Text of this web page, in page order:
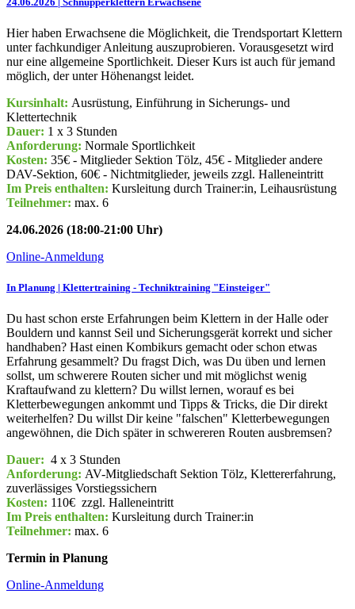
Hier haben Erwachsene die Möglichkeit, die Trendsportart Klettern
unter fachkundiger Anleitung auszuprobieren. Vorausgesetzt wird
nur eine allgemeine Sportlichkeit. Dieser Kurs ist auch für jemand
möglich, der unter Höhenangst leidet.
Kursinhalt: Ausrüstung, Einführung in Sicherungs- und
Klettertechnik
Dauer: 1 x 3 Stunden
Anforderung: Normale Sportlichkeit
Kosten: 35€ - Mitglieder Sektion Tölz, 45€ - Mitglieder andere
DAV-Sektion, 60€ - Nichtmitglieder, jeweils zzgl. Halleneintritt
Im Preis enthalten: Kursleitung durch Trainer:in, Leihausrüstung
Teilnehmer: max. 6
24.06.2026 (18:00-21:00 Uhr)
Online-Anmeldung
In Planung | Klettertraining - Techniktraining "Einsteiger"
Du hast schon erste Erfahrungen beim Klettern in der Halle oder
Bouldern und kannst Seil und Sicherungsgerät korrekt und sicher
handhaben? Hast einen Kombikurs gemacht oder schon etwas
Erfahrung gesammelt? Du fragst Dich, was Du üben und lernen
sollst, um schwerere Routen sicher und mit möglichst wenig
Kraftaufwand zu klettern? Du willst lernen, worauf es bei
Kletterbewegungen ankommt und Tipps & Tricks, die Dir direkt
weiterhelfen? Du willst Dir keine "falschen" Kletterbewegungen
angewöhnen, die Dich später in schwereren Routen ausbremsen?
Dauer: 4 x 3 Stunden
Anforderung: AV-Mitgliedschaft Sektion Tölz, Klettererfahrung,
zuverlässiges Vorstiegssichern
Kosten: 110€ zzgl. Halleneintritt
Im Preis enthalten: Kursleitung durch Trainer:in
Teilnehmer: max. 6
Termin in Planung
Online-Anmeldung